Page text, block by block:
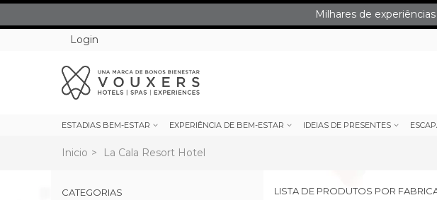
Milhares de
Login
ESTADIAS BEM-ESTAR EXPERIÊNCIA DE BEM-ESTAR IDEIAS DE PRESENTES
Inicio > La Cala Resort Hotel
CATEGORIAS LISTA DE PRODUTOS POR